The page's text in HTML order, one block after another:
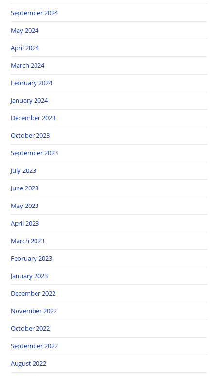
September 2024
May 2024
April 2024
March 2024
February 2024
January 2024
December 2023
October 2023
September 2023
July 2023
June 2023
May 2023
April 2023
March 2023
February 2023
January 2023
December 2022
November 2022
October 2022
September 2022
August 2022